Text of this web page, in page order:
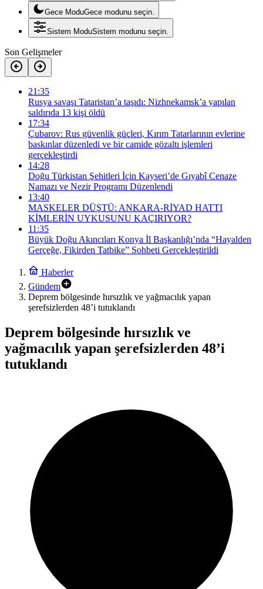
Gece ModuGece modunu seçin.
Sistem ModuSistem modunu seçin.
Son Gelişmeler
21:35
Rusya savaşı Tataristan’a taşıdı: Nizhnekamsk’a yapılan
saldırıda 13 kişi öldü
17:34
Çubarov: Rus güvenlik güçleri, Kırım Tatarlarının evlerine
baskınlar düzenledi ve bir camide gözaltı işlemleri
gerçekleştirdi
14:28
Doğu Türkistan Şehitleri İçin Kayseri’de Gıyabî Cenaze
Namazı ve Nezir Programı Düzenlendi
13:40
MASKELER DÜŞTÜ: ANKARA-RİYAD HATTI
KİMLERİN UYKUSUNU KAÇIRIYOR?
11:35
Büyük Doğu Akıncıları Konya İl Başkanlığı’nda “Hayalden
Gerçeğe, Fikirden Tatbike” Sohbeti Gerçekleştirildi
Haberler
Gündem
Deprem bölgesinde hırsızlık ve yağmacılık yapan
şerefsizlerden 48’i tutuklandı
Deprem bölgesinde hırsızlık ve
yağmacılık yapan şerefsizlerden 48’i
tutuklandı